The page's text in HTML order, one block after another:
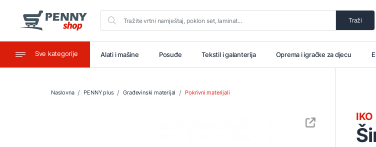
Traži
Sve kategorije
Ugostiteljstvo Alati i mašine Posuđe Tekstil i galanterija Oprema i igračke za djecu
Naslovna PENNY plus Građevinski materijal Pokrivni materijali
IKO